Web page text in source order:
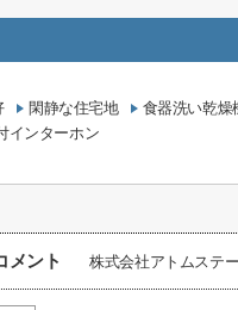
閑静な住宅地 食器洗い乾燥
インターホン
メント 株式会社アトムステ